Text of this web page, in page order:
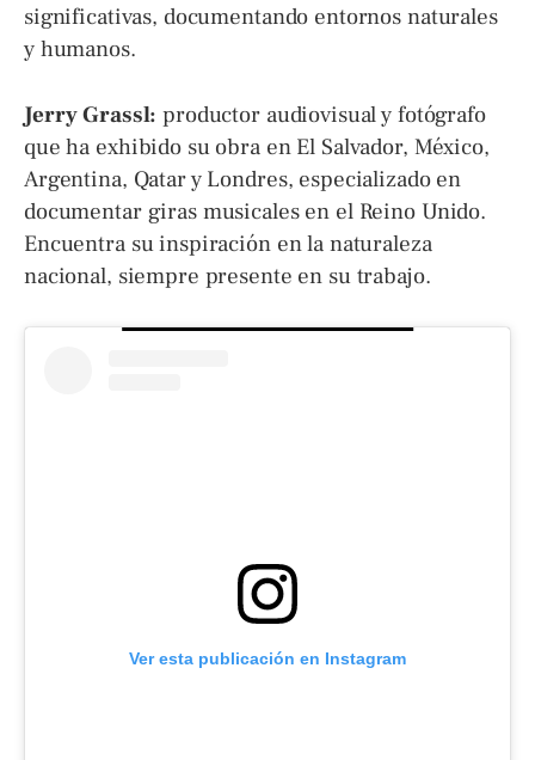
significativas, documentando entornos naturales
y humanos.
Jerry Grassl: productor audiovisual y fotógrafo
que ha exhibido su obra en El Salvador, México,
Argentina, Qatar y Londres, especializado en
documentar giras musicales en el Reino Unido.
Encuentra su inspiración en la naturaleza
nacional, siempre presente en su trabajo.
Ver esta publicación en Instagram